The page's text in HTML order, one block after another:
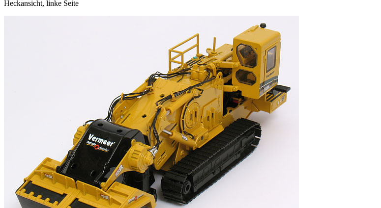
Heckansicht, linke Seite